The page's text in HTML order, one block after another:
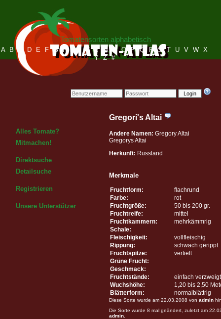
Login
Tomatensorten alphabetisch
A B C D E F G H I J K L M N O P Q R S T U V W X
Y Z #
Alles Tomate?
Mitmachen!
Direktsuche
Detailsuche
Registrieren
Unsere Unterstützer
Gregori's Altai
Andere Namen: Gregory Altai
Gregorys Altai
Herkunft: Russland
Merkmale
Fruchtform:
flachrund
Farbe:
rot
Fruchtgröße:
50 bis 200 gr.
Fruchtreife:
mittel
Fruchtkammern:
mehrkämmrig
Schale:
Fleischigkeit:
vollfleischig
Rippung:
schwach gerippt
Fruchtspitze:
vertieft
Grüne Frucht:
Geschmack:
Fruchtstände:
einfach verzweigt
Wuchshöhe:
1,20 bis 2,50
Blätterform:
normalblättrig
Diese Sorte wurde am 22.03.2008 von admin
Die Sorte wurde 8 mal geändert, zuletzt am
admin